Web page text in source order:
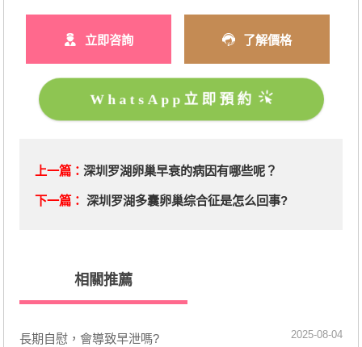
立即咨詢 了解價格
WhatsApp立即預約
上一篇： 深圳罗湖卵巢早衰的病因有哪些呢？
下一篇： 深圳罗湖多囊卵巢综合征是怎么回事?
相關推薦
長期自慰，會導致早泄嗎? 2025-08-04